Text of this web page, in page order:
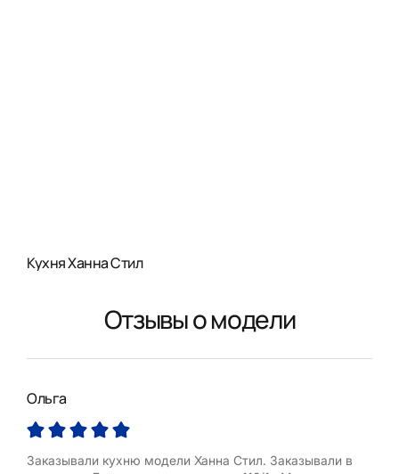
Кухня Ханна Стил
Отзывы о модели
Ольга
Заказывали кухню модели Ханна Стил. Заказывали в